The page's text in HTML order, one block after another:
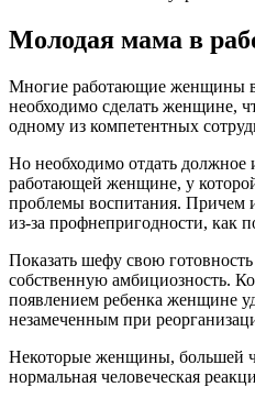
Молодая мама в
Многие работающие женщины
необходимо сделать женщине,
одному из компетентных
Но необходимо отдать
работающей женщине, у
проблемы воспитания. Причем
из-за профнепригодности, как
Показать шефу свою
собственную амбициозность.
появлением ребенка женщине
незамеченным при
Некоторые женщины, большей
нормальная человеческая